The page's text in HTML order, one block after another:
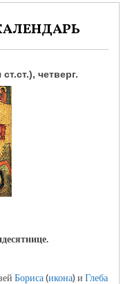
четверг.
Бориса(икона) и Глеба